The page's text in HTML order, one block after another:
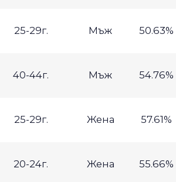
25-29г. Мъж 50.63%
40-44г. Мъж 54.76%
25-29г. Жена 57.61%
20-24г. Жена 55.66%